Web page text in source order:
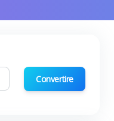
Convertire